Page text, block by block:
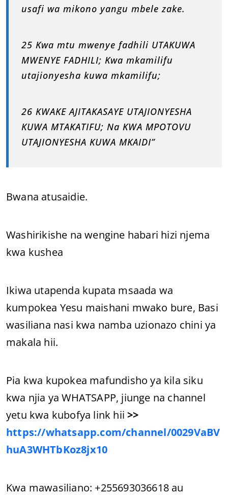
usafi wa mikono yangu mbele zake.
25 Kwa mtu mwenye fadhili UTAKUWA
MWENYE FADHILI; Kwa mkamilifu
utajionyesha kuwa mkamilifu;
26 KWAKE AJITAKASAYE UTAJIONYESHA
KUWA MTAKATIFU; Na KWA MPOTOVU
UTAJIONYESHA KUWA MKAIDI”
Bwana atusaidie.
Washirikishe na wengine habari hizi njema
kwa kushea
Ikiwa utapenda kupata msaada wa
kumpokea Yesu maishani mwako bure, Basi
wasiliana nasi kwa namba uzionazo chini ya
makala hii.
Pia kwa kupokea mafundisho ya kila siku
kwa njia ya WHATSAPP, jiunge na channel
yetu kwa kubofya link hii>>
https://whatsapp.com/channel/0029VaBV
huA3WHTbKoz8jx10
Kwa mawasiliano: +255693036618 au